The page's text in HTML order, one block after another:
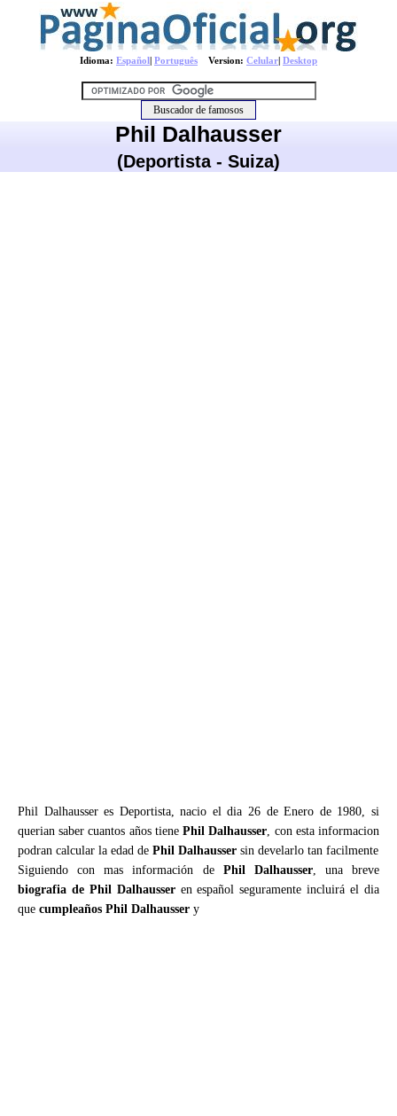
Idioma: Español| Português Version: Celular| Desktop
Phil Dalhausser
(Deportista - Suiza)
Phil Dalhausser es Deportista, nacio el dia 26 de Enero de 1980, si
querian saber cuantos años tienePhil Dalhausser, con esta informacion
podran calcular la edad de Phil Dalhausser sin develarlo tan facilmente
Siguiendo con mas información de Phil Dalhausser, una breve
biografia de Phil Dalhausseren español seguramente incluirá el dia
que cumpleaños Phil Dalhausser y